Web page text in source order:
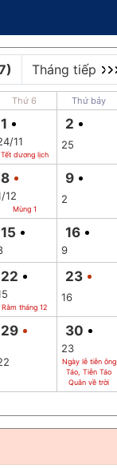
Tháng tiếp
Thứ 6 Thứ bảy
1
11
Tết dương lịch
2
25
8
12
Mùng 1
9
2
15 16
9
22
Rằm tháng 12
23
16
29 30
23
Ngày lễ tiễn ông
Táo, Tiễn Táo
Quân về trời